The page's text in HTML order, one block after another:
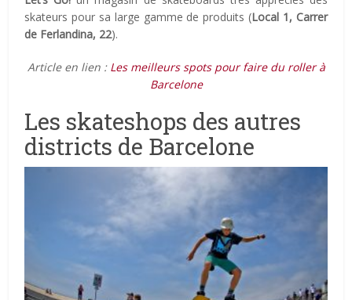
skateurs pour sa large gamme de produits (Local 1, Carrer
de Ferlandina, 22).
Article en lien : Les meilleurs spots pour faire du roller à
Barcelone
Les skateshops des autres
districts de Barcelone